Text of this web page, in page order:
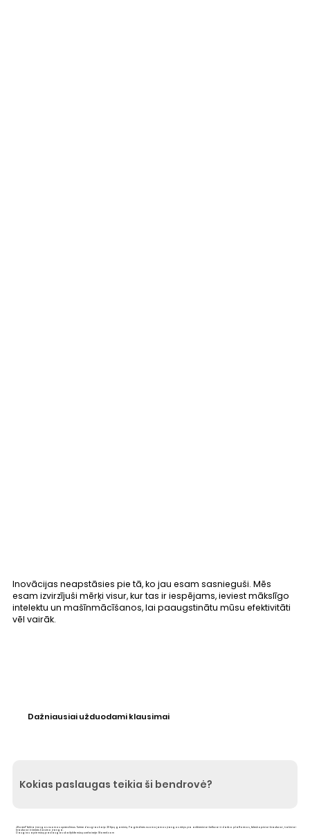
Inovācijas neapstāsies pie tā, ko jau esam sasnieguši. Mēs
esam izvirzījuši mērķi visur, kur tas ir iespējams, ieviest mākslīgo
intelektu un mašīnmācīšanos, lai paaugstinātu mūsu efektivitāti
vēl vairāk.
Dažniausiai užduodami klausimai
Kokias paslaugas teikia ši bendrovė?
„Storent“ teikia įrangos nuomos sprendimus. Turime daugiau kaip 20 tipų gaminių. Pagrindinės nuomojamos įrangos rūšys yra antžeminiai keltuvai ir darbo platformos, teleskopiniai krautuvai, šakiniai
krautuvai ir žemės kasimo įranga.
Daugiau apie mūsų paslaugas skaitykite mūsų svetainėje: Storent.com